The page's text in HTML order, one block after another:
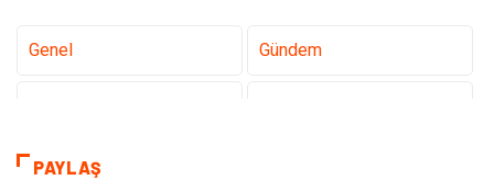
Genel Gündem
Sağlık
PAYLAŞ